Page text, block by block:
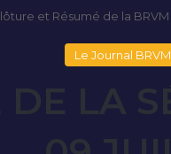
et Résumé de la BRVM
Le Journal BRVM